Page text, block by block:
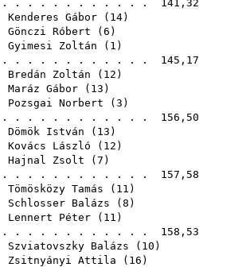
. . . . . . . . . . . . 141,32
Kenderes Gábor ( 14)
Gönczi Róbert ( 6 )
Gyimesi Zoltán ( 1 )
. . . . . . . . . . . . 145,17
Bredán Zoltán ( 12 )
Maráz Gábor ( 13 )
Pozsgai Norbert ( 3 )
. . . . . . . . . . . . 156,50
Dömök István ( 13 )
Kovács László ( 12 )
Hajnal Zsolt ( 7 )
. . . . . . . . . . . . 157,58
Tömösközy Tamás ( 11 )
Schlosser Balázs ( 8 )
Lennert Péter ( 11 )
. . . . . . . . . . . . 158,53
Szviatovszky Balázs ( 10 )
Zsitnyányi Attila ( 16 )